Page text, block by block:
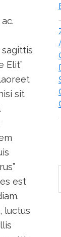
Elit”
sit
est
luctus